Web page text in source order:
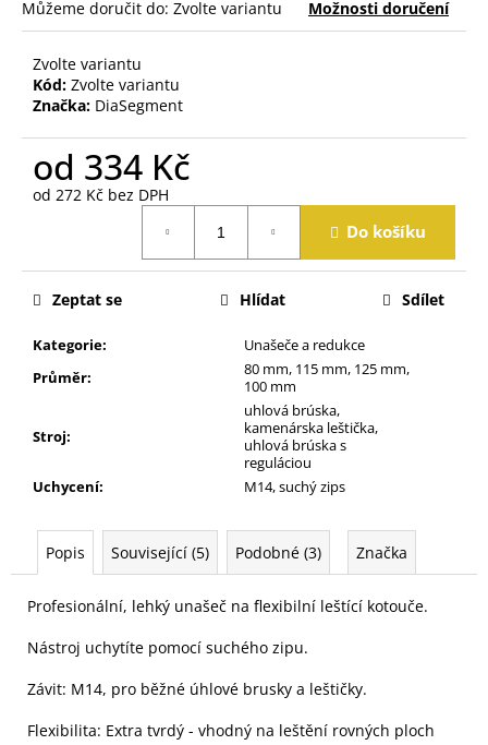
Můžeme doručit do: Zvolte variantu Možnosti doručení
Zvolte variantu
Kód: Zvolte variantu
Značka: DiaSegment
od 334 Kč
od 272 Kč bez DPH
Do košíku
Kategorie:
Unašeče a redukce
Průměr:
80 mm, 115 mm, 125 mm,
100 mm
Stroj:
uhlová brúska,
kamenárska leštička,
uhlová brúska s
reguláciou
Uchycení: M14, suchý zips
Zeptat se Hlídat Sdílet
Popis Související (5) Podobné (3) Značka
Profesionální, lehký unašeč na flexibilní leštící kotouče.
Nástroj uchytíte pomocí suchého zipu.
Závit: M14, pro běžné úhlové brusky a leštičky.
Flexibilita: Extra tvrdý - vhodný na leštění rovných ploch
j
e
m
e